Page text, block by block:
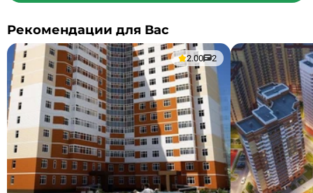
Рекомендации для Вас
2.00 2